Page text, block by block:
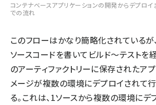
コンテナベースアプリケーションの開発からデプロイ
での流れ
このフローはかなり簡略化されているが
ソースコードを書いてビルド～テストを
のアーティファクトリーに保存されたア
メージが複数の環境にデプロイされて
る。これは、1ソースから複数の環境に